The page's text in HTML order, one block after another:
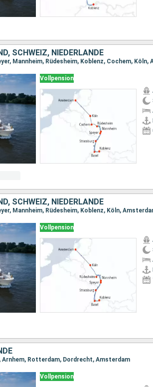
SCHWEIZ, NIEDERLANDE
Mannheim, Rüdesheim, Koblenz, Cochem, Köln,
Vollpension
SCHWEIZ, NIEDERLANDE
Mannheim, Rüdesheim, Koblenz, Köln,
Vollpension
Arnhem, Rotterdam, Dordrecht, Amsterdam
Vollpension